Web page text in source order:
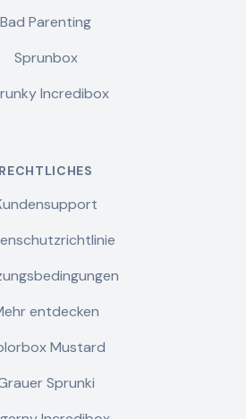
Bad Parenting
Sprunbox
Incredibox
RECHTLICHES
entdecken
Mustard
Sprunki